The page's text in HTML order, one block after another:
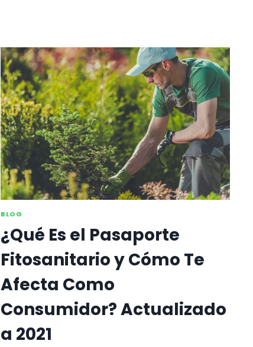
QUE
LAS
MASCOTAS
SE
COMAN
TUS
PLANTAS
BLOG
¿Qué Es el Pasaporte
Fitosanitario y Cómo Te
Afecta Como
Consumidor? Actualizado
a 2021